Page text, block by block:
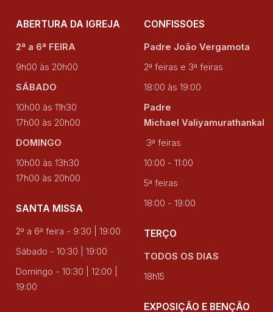
ABERTURA DA IGREJA
2ª a 6ª FEIRA
9h00 às 20h00
SÁBADO
10h00 às 11h30
17h00 às 20h00
DOMINGO
10h00 às 13h30
17h00 às 20h00
SANTA MISSA
2ª a 6ª feira - 9:30 | 19:00
Sábado - 10:30 | 19:00
Domingo - 10:30 | 12:00 |
19:00
CONFISSÕES
Padre João Vergamota
2ª feiras e 3ª feiras
18:00 às 19:00
Padre
Michael Valiyamurathankal
3ª feiras
10:00 - 11:00
5ª feiras
18:00 - 19:00
TERÇO
TODOS OS DIAS
18h15
EXPOSIÇÃO E BENÇÃO